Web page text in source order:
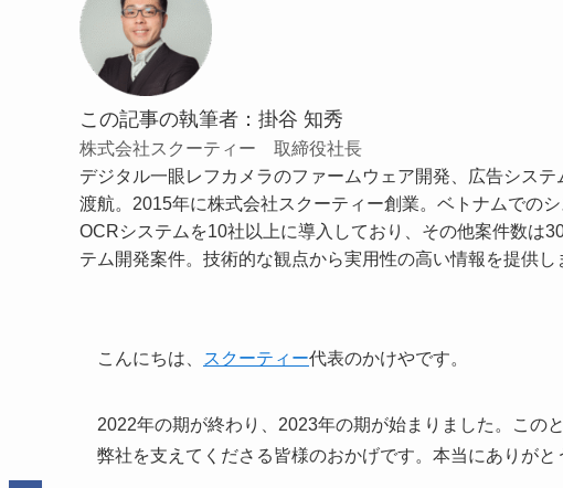
この記事の執筆者：掛谷 知秀
株式会社スクーティー 取締役社長
デジタル一眼レフカメラのファームウェア開発、広告シス
渡航。2015年に株式会社スクーティー創業。ベトナムでの
OCRシステムを10社以上に導入しており、その他案件数は
テム開発案件。技術的な観点から実用性の高い情報を提供し
こんにちは、 スクーティー代表のかけやです。
2022年の期が終わり、2023年の期が始まりました。この
弊社を支えてくださる皆様のおかげです。本当にありがと